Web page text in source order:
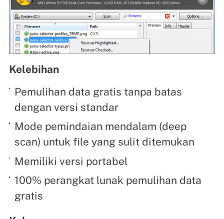
Kelebihan
Pemulihan data gratis tanpa batas
dengan versi standar
Mode pemindaian mendalam (deep
scan) untuk file yang sulit ditemukan
Memiliki versi portabel
100% perangkat lunak pemulihan data
gratis